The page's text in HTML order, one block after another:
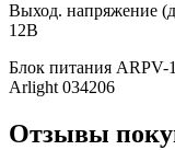
Выход. напряжение
12В
Блок питания ARPV-
Arlight 034206
Отзывы